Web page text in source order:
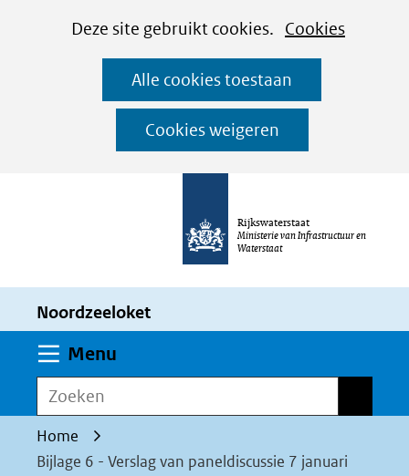
CookiesDeze site gebruikt cookies. Cookies
worden
toegestaan
geweigerd.
Alle cookies toestaan
Cookies weigeren
Ga
naar
de
inhoud
Rijkswaterstaat
Ministerie van Infrastructuur en
Waterstaat
Noordzeeloket
Menu
Zoeken
Home
Bijlage 6 - Verslag van paneldiscussie 7 januari